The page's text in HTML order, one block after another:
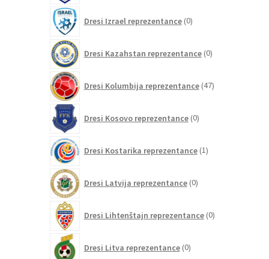
Dresi Izrael reprezentance 0izdelkov
Dresi Kazahstan reprezentance 0izdelkov
Dresi Kolumbija reprezentance 47izdelkov
Dresi Kosovo reprezentance 0izdelkov
Dresi Kostarika reprezentance 1izdelek
Dresi Latvija reprezentance 0izdelkov
Dresi Lihtenštajn reprezentance 0izdelkov
Dresi Litva reprezentance 0izdelkov